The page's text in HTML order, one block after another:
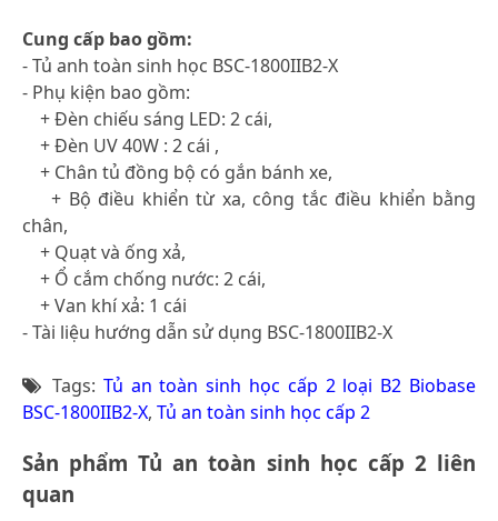
Cung cấp bao gồm:
- Tủ anh toàn sinh học BSC-1800IIB2-X
- Phụ kiện bao gồm:
+ Đèn chiếu sáng LED: 2 cái,
+ Đèn UV 40W : 2 cái ,
+ Chân tủ đồng bộ có gắn bánh xe,
+ Bộ điều khiển từ xa, công tắc điều khiển bằng
chân,
+ Quạt và ống xả,
+ Ổ cắm chống nước: 2 cái,
+ Van khí xả: 1 cái
- Tài liệu hướng dẫn sử dụng BSC-1800IIB2-X
Tags: Tủ an toàn sinh học cấp 2 loại B2 Biobase
BSC-1800IIB2-X, Tủ an toàn sinh học cấp 2
Sản phẩm Tủ an toàn sinh học cấp 2 liên
quan